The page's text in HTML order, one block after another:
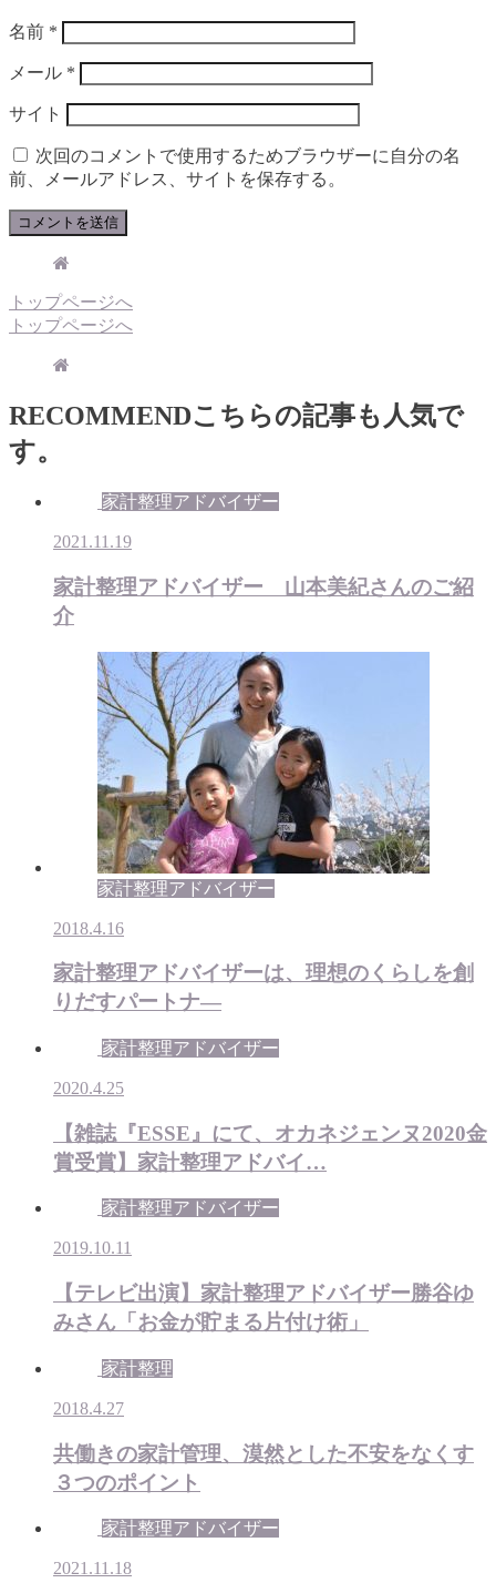
名前 *
メール *
サイト
次回のコメントで使用するためブラウザーに自分の名
前、メールアドレス、サイトを保存する。
トップページへ
トップページへ
RECOMMENDこちらの記事も人気で
す。
家計整理アドバイザー
2021.11.19
家計整理アドバイザー 山本美紀さんのご紹
介
家計整理アドバイザー
2018.4.16
家計整理アドバイザーは、理想のくらしを創
りだすパートナ―
家計整理アドバイザー
2020.4.25
【雑誌『ESSE』にて、オカネジェンヌ2020金
賞受賞】家計整理アドバイ…
家計整理アドバイザー
2019.10.11
【テレビ出演】家計整理アドバイザー勝谷ゆ
みさん「お金が貯まる片付け術」
家計整理
2018.4.27
共働きの家計管理、漠然とした不安をなくす
３つのポイント
家計整理アドバイザー
2021.11.18